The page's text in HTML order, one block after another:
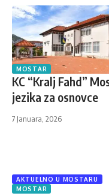
MOSTAR
KC “Kralj Fahd”
jezika za osnovce
7 Januara, 2026
AKTUELNO U MOSTARU
MOSTAR